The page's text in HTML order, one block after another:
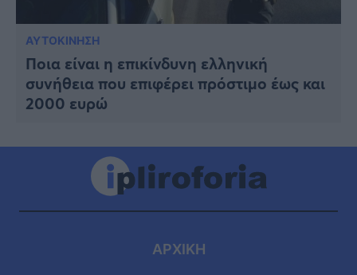
ΑΥΤΟΚΙΝΗΣΗ
Ποια είναι η επικίνδυνη ελληνική
συνήθεια που επιφέρει πρόστιμο έως και
2000 ευρώ
ΑΡΧΙΚΗ